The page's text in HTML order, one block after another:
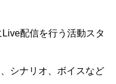
配信を行う活動スタ
シナリオ、ボイスなど